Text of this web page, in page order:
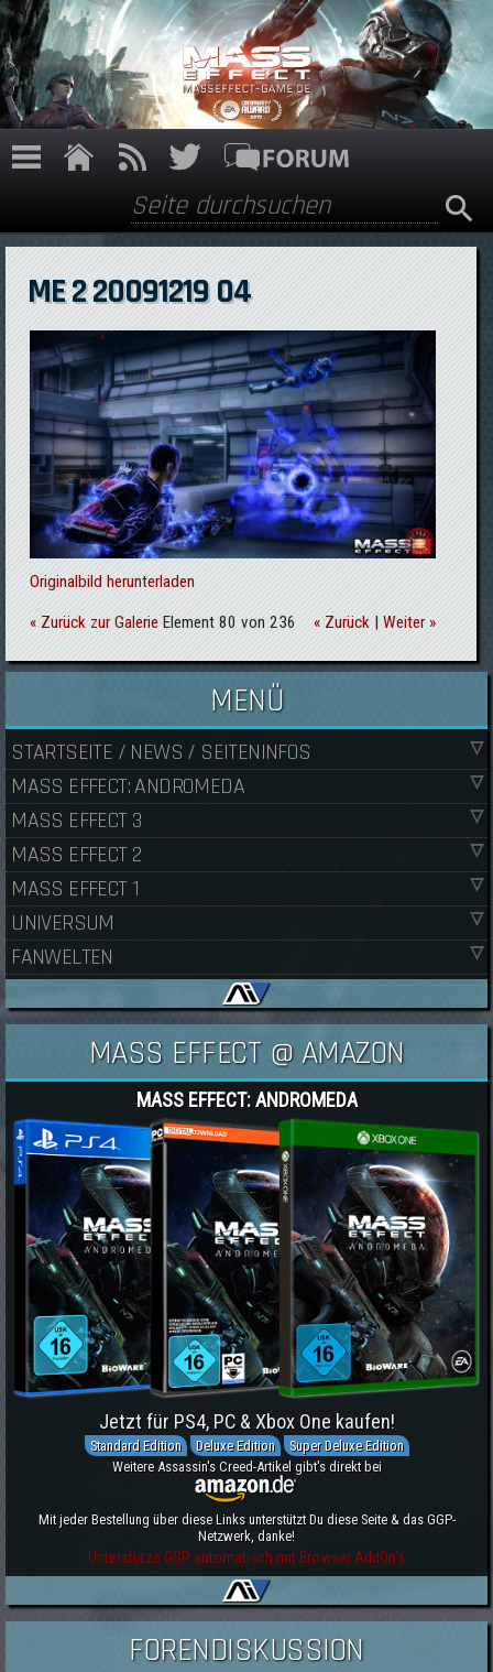
Direkt zum Inhalt
Suchformular
Suche
ME 2 20091219 04
Originalbild herunterladen
« Zurück zur Galerie Element 80 von 236 « Zurück|Weiter »
MENÜ
STARTSEITE / NEWS / SEITENINFOS
MASS EFFECT: ANDROMEDA
MASS EFFECT 3
MASS EFFECT 2
MASS EFFECT 1
UNIVERSUM
FANWELTEN
MASS EFFECT @ AMAZON
MASS EFFECT: ANDROMEDA
Jetzt für PS4, PC & Xbox One kaufen!
Standard Edition Deluxe Edition
Super Deluxe Edition
Weitere Assassin's Creed-Artikel gibt's direkt bei
Mit jeder Bestellung über diese Links unterstützt Du diese Seite & das GGP-
Netzwerk, danke!
Unterstütze GGP automatisch mit Browser AddOn's
FORENDISKUSSION